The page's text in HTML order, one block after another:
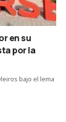
en su
por la
bajo el lema